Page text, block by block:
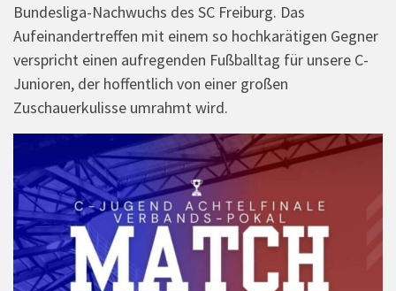
Bundesliga-Nachwuchs des SC Freiburg. Das
Aufeinandertreffen mit einem so hochkarätigen Gegner
verspricht einen aufregenden Fußballtag für unsere C-
Junioren, der hoffentlich von einer großen
Zuschauerkulisse umrahmt wird.